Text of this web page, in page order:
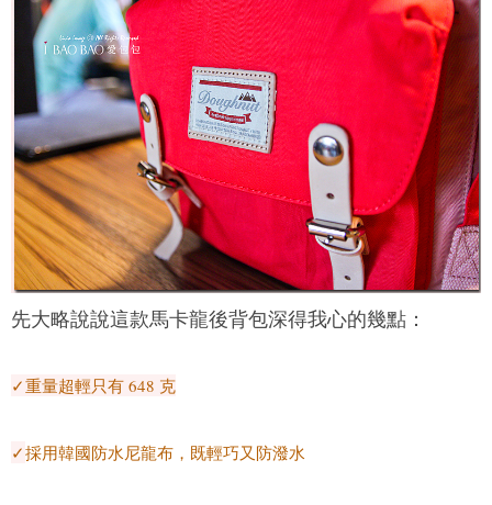
先大略說說這款馬卡龍後背包深得我心的幾點：
✓重量超輕只有 648 克
✓採用韓國防水尼龍布，既輕巧又防潑水